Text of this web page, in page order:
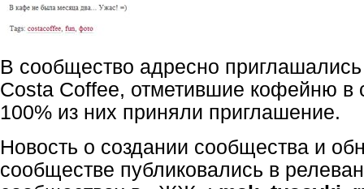
В сообщество адресно
Costa Coffee, отметившие кофейню в
100% из них приняли приглашение.
Новость о создании сообщества и
сообществе публиковались в